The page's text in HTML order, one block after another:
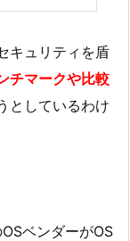
キュリティを盾
チマークや比較
としているわけ
ベンダーがOS